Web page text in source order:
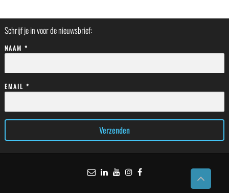
Schrijf je in voor de nieuwsbrief:
NAAM *
EMAIL *